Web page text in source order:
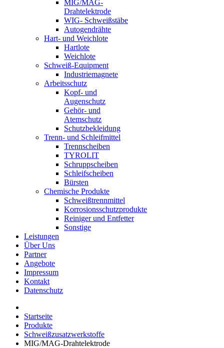
MIG/MAG-
Drahtelektrode
WIG- Schweißstäbe
Autogendrähte
Hart- und Weichlote
Hartlote
Weichlote
Schweiß-Equipment
Industriemagnete
Arbeitsschutz
Kopf- und
Augenschutz
Gehör- und
Atemschutz
Schutzbekleidung
Trenn- und Schleifmittel
Trennscheiben
TYROLIT
Schruppscheiben
Schleifscheiben
Bürsten
Chemische Produkte
Schweißtrennmittel
Korrosionsschutzprodukte
Reiniger und Entfetter
Sonstige
Leistungen
Über Uns
Partner
Angebote
Impressum
Kontakt
Datenschutz
Startseite
Produkte
Schweißzusatzwerkstoffe
MIG/MAG-Drahtelektrode